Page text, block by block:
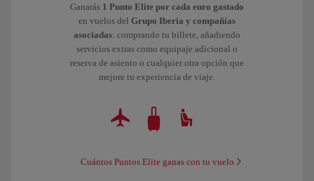
Ganarás 1 Punto Elite por cada euro gastado
en vuelos del Grupo Iberia y compañías
asociadas: comprando tu billete, añadiendo
servicios extras como equipaje adicional o
reserva de asiento o cualquier otra opción que
mejore tu experiencia de viaje.
Cuántos Puntos Elite ganas con tu vuelo